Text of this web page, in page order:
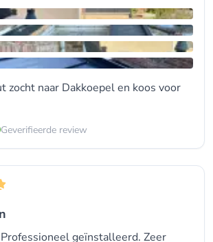
zocht naar Dakkoepel en koos voor
Geverifieerde review
geïnstalleerd. Zeer